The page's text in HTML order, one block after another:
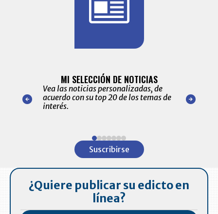
nuestro
para
MI SELECCIÓN DE NOTICIAS
Vea las noticias personalizadas, de
acuerdo con su top 20 de los temas de
interés.
de las
Suscribirse
¿Quiere publicar su edicto en
línea?